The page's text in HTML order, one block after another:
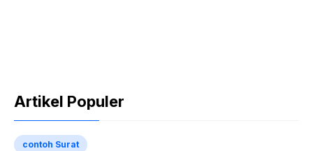
Artikel Populer
contoh Surat